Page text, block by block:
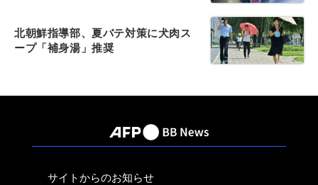
北朝鮮指導部、夏バテ対策に犬肉ス
ープ「補身湯」推奨
サイトからのお知らせ